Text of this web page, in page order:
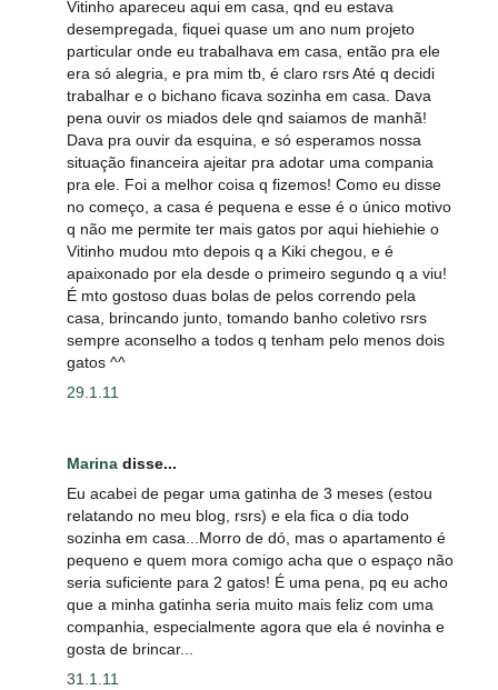
Vitinho apareceu aqui em casa, qnd eu estava
desempregada, fiquei quase um ano num projeto
particular onde eu trabalhava em casa, então pra ele
era só alegria, e pra mim tb, é claro rsrs Até q decidi
trabalhar e o bichano ficava sozinha em casa. Dava
pena ouvir os miados dele qnd saiamos de manhã!
Dava pra ouvir da esquina, e só esperamos nossa
situação financeira ajeitar pra adotar uma compania
pra ele. Foi a melhor coisa q fizemos! Como eu disse
no começo, a casa é pequena e esse é o único motivo
q não me permite ter mais gatos por aqui hiehiehie o
Vitinho mudou mto depois q a Kiki chegou, e é
apaixonado por ela desde o primeiro segundo q a viu!
É mto gostoso duas bolas de pelos correndo pela
casa, brincando junto, tomando banho coletivo rsrs
sempre aconselho a todos q tenham pelo menos dois
gatos ^^
29.1.11
Marina disse...
Eu acabei de pegar uma gatinha de 3 meses (estou
relatando no meu blog, rsrs) e ela fica o dia todo
sozinha em casa...Morro de dó, mas o apartamento é
pequeno e quem mora comigo acha que o espaço não
seria suficiente para 2 gatos! É uma pena, pq eu acho
que a minha gatinha seria muito mais feliz com uma
companhia, especialmente agora que ela é novinha e
gosta de brincar...
31.1.11